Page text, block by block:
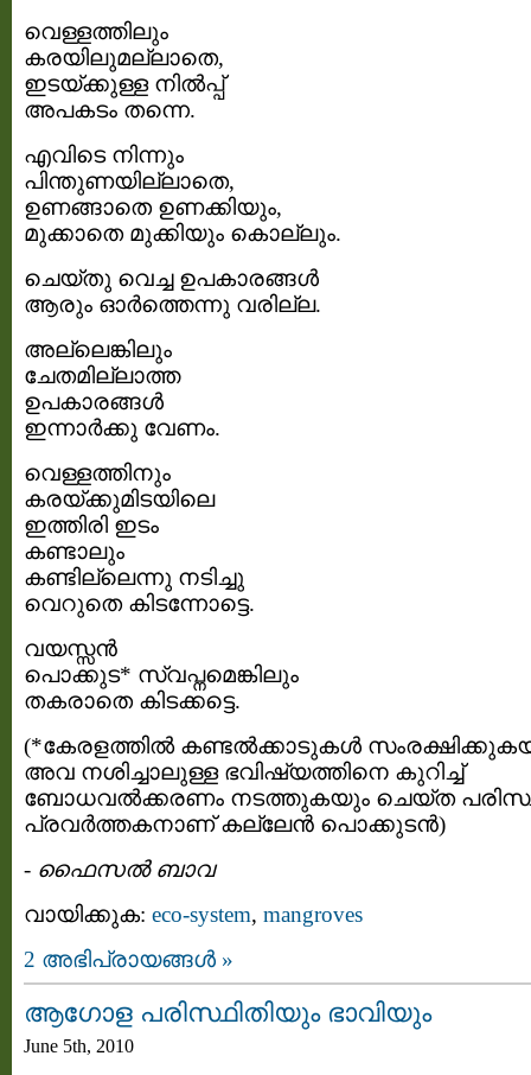
വെള്ളത്തിലും
കരയിലുമല്ലാതെ,
ഇടയ്ക്കുള്ള നില്‍പ്പ്
അപകടം തന്നെ.
എവിടെ നിന്നും
പിന്തുണയില്ലാതെ,
ഉണങ്ങാതെ ഉണക്കിയും,
മുക്കാതെ മുക്കിയും കൊല്ലും.
ചെയ്തു വെച്ച ഉപകാരങ്ങള്‍
ആരും ഓര്‍ത്തെന്നു വരില്ല.
അല്ലെങ്കിലും
ചേതമില്ലാത്ത
ഉപകാരങ്ങള്‍
ഇന്നാര്‍ക്കു വേണം.
വെള്ളത്തിനും
കരയ്ക്കുമിടയിലെ
ഇത്തിരി ഇടം
കണ്ടാലും
കണ്ടില്ലെന്നു നടിച്ചു
വെറുതെ കിടന്നോട്ടെ.
വയസ്സന്‍
പൊക്കുട* സ്വപ്നമെങ്കിലും
തകരാതെ കിടക്കട്ടെ.
(*കേരളത്തില്‍ കണ്ടല്‍ക്കാടുകള്‍
അവ നശിച്ചാലുള്ള ഭവിഷ്യത്തിനെ കുറിച്ച്
ബോധവല്‍ക്കരണം നടത്തുകയും ചെയ്ത
പ്രവര്‍ത്തകനാണ് കല്ലേന്‍ പൊക്കുടന്‍)
- ഫൈസല്‍ ബാവ
വായിക്കുക: eco-system, mangroves
2 അഭിപ്രായങ്ങള്‍ »
ആഗോള പരിസ്ഥിതിയും ഭാവിയും
June 5th, 2010